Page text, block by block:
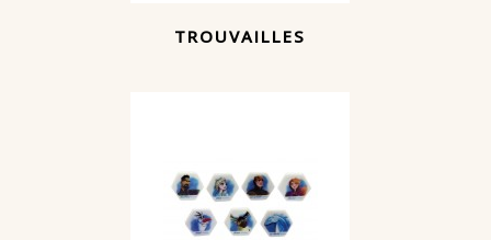
TROUVAILLES